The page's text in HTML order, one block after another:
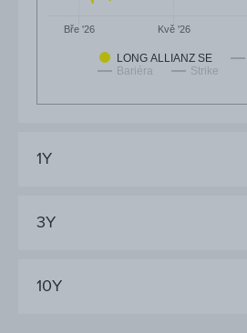
LONG ALLIANZ SE
Bariéra
Strike
Bře '26 Kvě '26
1Y
3Y
10Y